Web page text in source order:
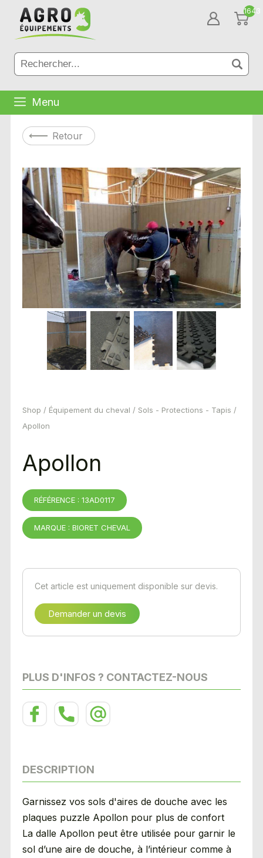
1643
Menu
Retour
Shop / Équipement du cheval / Sols - Protections - Tapis /
Apollon
Apollon
RÉFÉRENCE : 13AD0117
MARQUE : BIORET CHEVAL
Cet article est uniquement disponible sur devis.
Demander un devis
PLUS D'INFOS ? CONTACTEZ-NOUS
DESCRIPTION
Garnissez vos sols d'aires de douche avec les
plaques puzzle Apollon pour plus de confort
La dalle Apollon peut être utilisée pour garnir le
sol d’une aire de douche, à l’intérieur comme à